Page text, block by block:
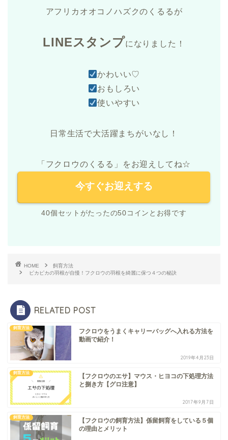
アフリカオオコノハズクのくるるが
LINEスタンプになりました！
かわいい♡
おもしろい
使いやすい
日常生活で大活躍まちがいなし！
「フクロウのくるる」をお迎えしてね☆
今すぐお迎えする
40個セットがたったの50コインとお得です
HOME
飼育方法
ピカピカの羽根が自慢！フクロウの羽根を綺麗に保つ４つの秘訣
RELATED POST
飼育方法
フクロウをうまくキャリーバッグへ入れる方法を
動画で紹介！
2019年4月23日
飼育方法
【フクロウのエサ】マウス・ヒヨコの下処理方法
と捌き方【グロ注意】
2017年9月7日
飼育方法
【フクロウの飼育方法】係留飼育をしている５個
の理由とメリット